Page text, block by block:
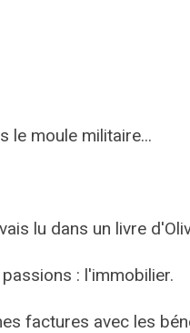
le moule militaire...
lu dans un livre
: l'immobilier.
factures avec les